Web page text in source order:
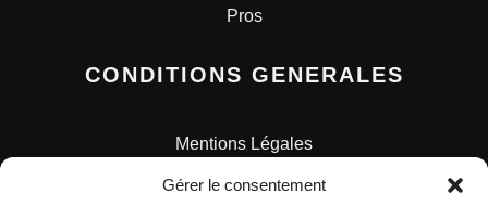
Gérer le consentement
Pros
CONDITIONS GENERALES
Mentions Légales
Charte pour la protection des données personnelles